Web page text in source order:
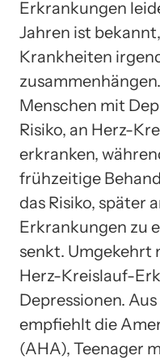
Erkrankungen
Jahren ist
Krankheiten
Menschen mit
Risiko, an Herz-
erkranken,
frühzeitige
das Risiko, später
Erkrankungen zu
senkt. Umgekehrt
Herz-Kreislauf-
Depressionen.
empfiehlt die
(AHA), Teenager